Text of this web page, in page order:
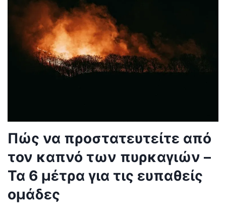
Πώς να προστατευτείτε από
τον καπνό των πυρκαγιών –
Τα 6 μέτρα για τις ευπαθείς
ομάδες